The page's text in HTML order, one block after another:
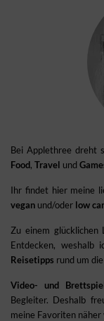
Bei Applethree dreht
Food, Travel und
Ihr findet hier meine
vegan und/oder low
Zu einem glücklichen
Entdecken, weshalb
Reisetipps rund um die
Video- und
Begleiter. Deshalb
meine Favoriten näher